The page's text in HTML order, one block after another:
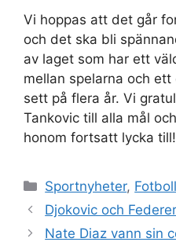
Vi hoppas att det går
och det ska bli
av laget som har ett
mellan spelarna och
sett på flera år. Vi
Tankovic till alla mål
honom fortsatt lycka till!
Kategorier
Sportnyheter,
Djokovic och
Nate Diaz vann sin